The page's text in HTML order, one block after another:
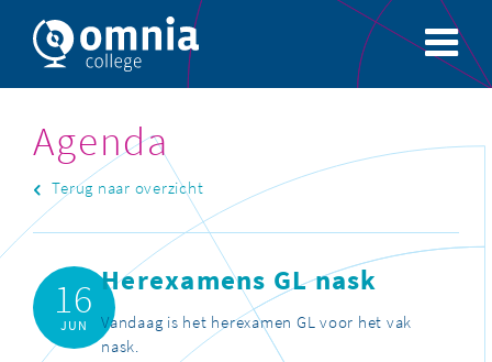
Agenda
Terug naar overzicht
16
JUN
Herexamens GL nask
Vandaag is het herexamen GL voor het vak
nask.